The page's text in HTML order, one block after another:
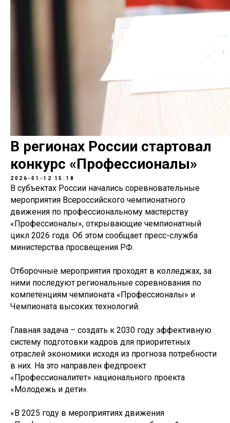
В регионах России стартовал
конкурс «Профессионалы»
2026-01-12 15:18
В субъектах России начались соревновательные
мероприятия Всероссийского чемпионатного
движения по профессиональному мастерству
«Профессионалы», открывающие чемпионатный
цикл 2026 года. Об этом сообщает пресс-служба
министерства просвещения РФ.
Отборочные мероприятия проходят в колледжах, за
ними последуют региональные соревнования по
компетенциям чемпионата «Профессионалы» и
Чемпионата высоких технологий.
Главная задача – создать к 2030 году эффективную
систему подготовки кадров для приоритетных
отраслей экономики исходя из прогноза потребности
в них. На это направлен федпроект
«Профессионалитет» национального проекта
«Молодежь и дети».
«В 2025 году в мероприятиях движения